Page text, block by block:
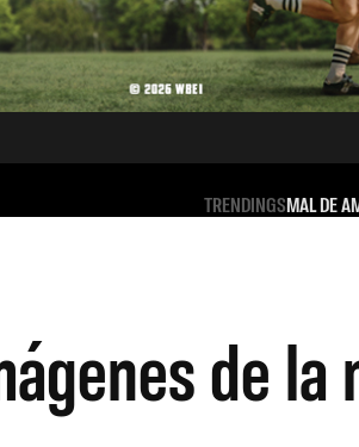
TRENDINGSMAL DE
de